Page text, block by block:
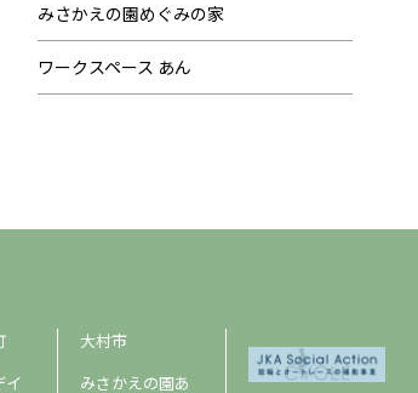
みさかえの園めぐみの家
ワークスペース あん
イ
大村市
みさかえの園あ